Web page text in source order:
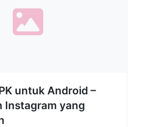
untuk Android –
Instagram yang